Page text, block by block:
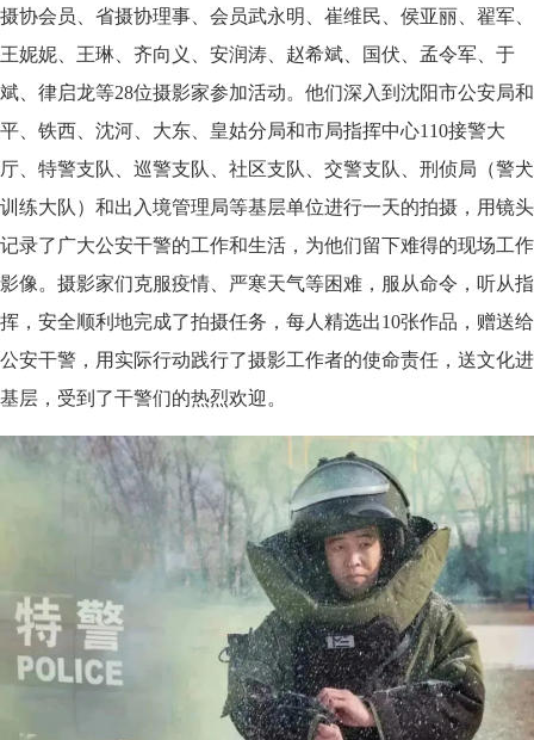
摄协会员、省摄协理事、会员武永明、崔维民、侯亚丽、翟军、
王妮妮、王琳、齐向义、安润涛、赵希斌、国伏、孟令军、于
斌、律启龙等28位摄影家参加活动。他们深入到沈阳市公安局和
平、铁西、沈河、大东、皇姑分局和市局指挥中心110接警大
厅、特警支队、巡警支队、社区支队、交警支队、刑侦局（警犬
训练大队）和出入境管理局等基层单位进行一天的拍摄，用镜头
记录了广大公安干警的工作和生活，为他们留下难得的现场工作
影像。摄影家们克服疫情、严寒天气等困难，服从命令，听从指
挥，安全顺利地完成了拍摄任务，每人精选出10张作品，赠送给
公安干警，用实际行动践行了摄影工作者的使命责任，送文化进
基层，受到了干警们的热烈欢迎。